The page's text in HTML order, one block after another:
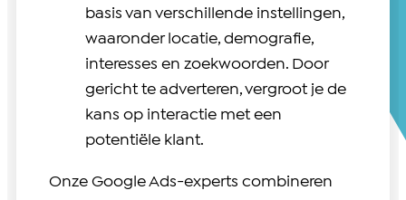
basis van verschillende instellingen,
waaronder locatie, demografie,
interesses en zoekwoorden. Door
gericht te adverteren, vergroot je de
kans op interactie met een
potentiële klant.
Onze Google Ads-experts combineren